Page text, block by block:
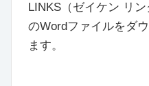
LINKS（ゼイケン リ
のWordファイルをダ
ます。